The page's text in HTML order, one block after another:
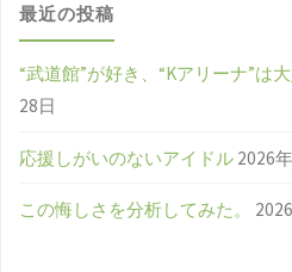
最近の投稿
“武道館”が好き、“Kアリーナ”は
28日
応援しがいのないアイドル 2026
この悔しさを分析してみた。